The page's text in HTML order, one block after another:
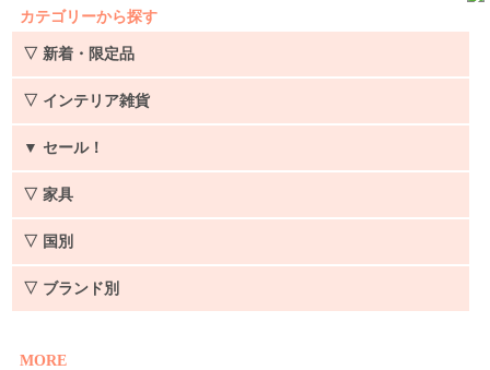
カテゴリーから探す
▽ 新着・限定品
▽ インテリア雑貨
▼ セール！
▽ 家具
▽ 国別
▽ ブランド別
MORE